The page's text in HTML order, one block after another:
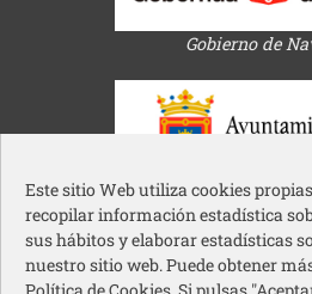
Este sitio Web utiliza cookies
recopilar información estadística
sus hábitos y elaborar estadísticas
nuestro sitio web. Puede obtener
Gobierno de
Ayuntamiento de